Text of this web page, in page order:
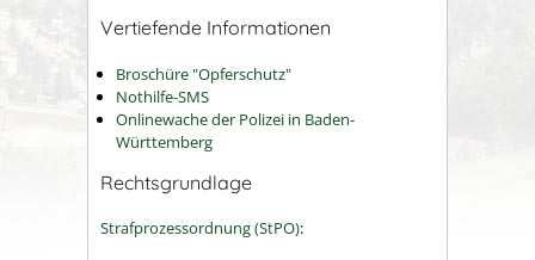
Vertiefende Informationen
Broschüre "Opferschutz"
Nothilfe-SMS
Onlinewache der Polizei in Baden-
Württemberg
Rechtsgrundlage
Strafprozessordnung (StPO):